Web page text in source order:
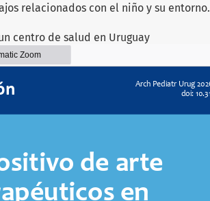
relacionados con el niño y su entorno.
centro de salud en Uruguay